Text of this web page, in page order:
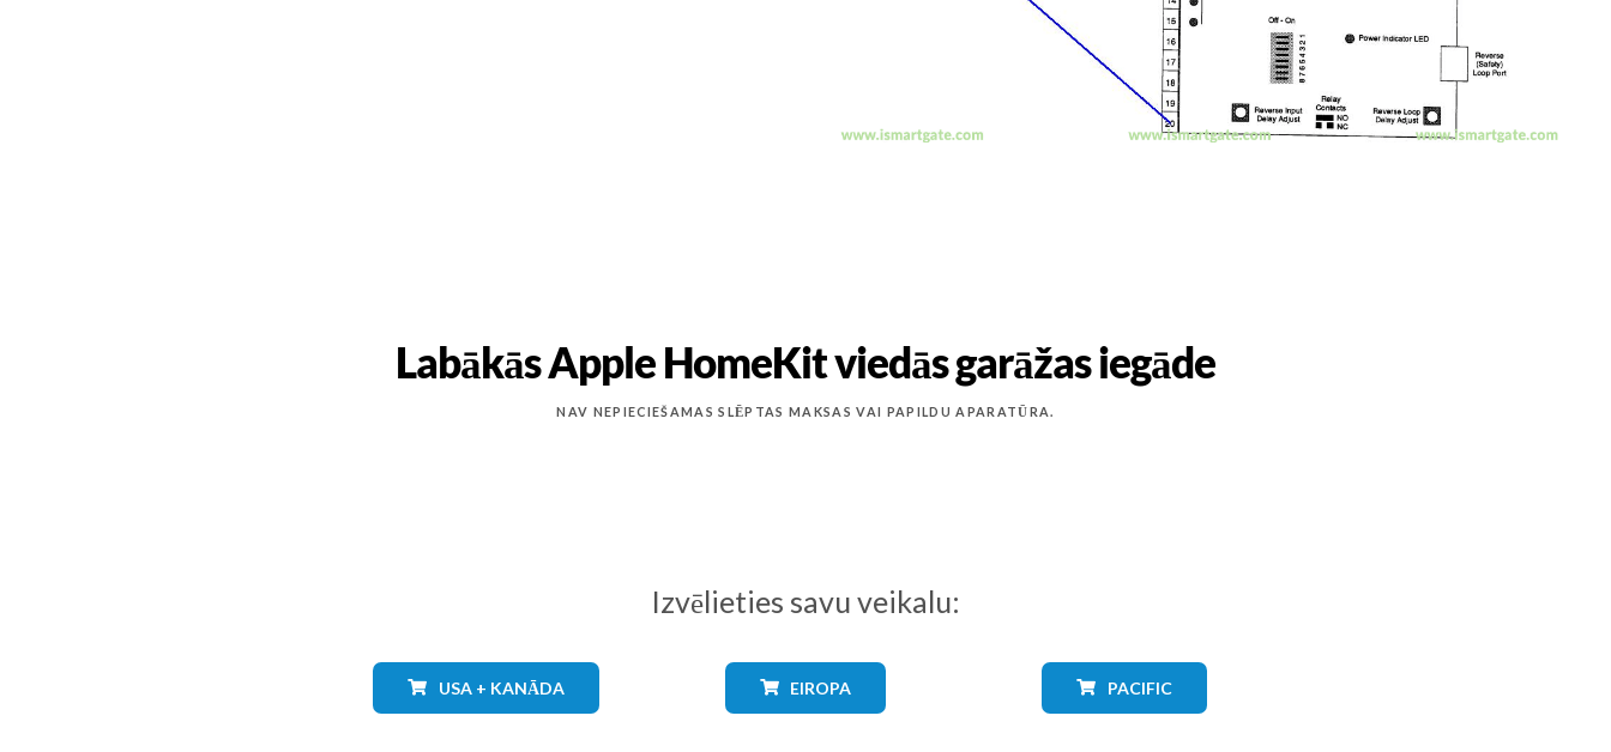
Labākās Apple HomeKit viedās garāžas iegāde
NAV NEPIECIEŠAMAS SLĒPTAS MAKSAS VAI PAPILDU APARATŪRA.
Izvēlieties savu veikalu:
USA + KANĀDA EIROPA PACIFIC